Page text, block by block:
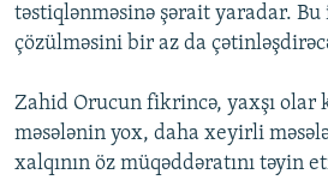
təstiqlənməsinə şərait yaradar.
çözülməsini bir az da
Zahid Orucun fikrincə, yaxşı olar
məsələnin yox, daha xeyirli
xalqının öz müqəddəratını təyin